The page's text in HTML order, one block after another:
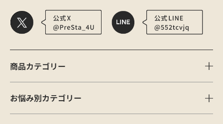
商品カテゴリー
お悩み別カテゴリー